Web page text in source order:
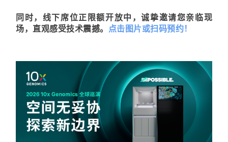
同时，线下席位正限额开放中，诚挚邀请您亲临现
场，直观感受技术震撼。 点击图片或扫码预约！